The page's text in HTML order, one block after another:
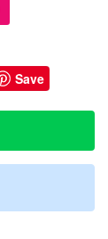
Save